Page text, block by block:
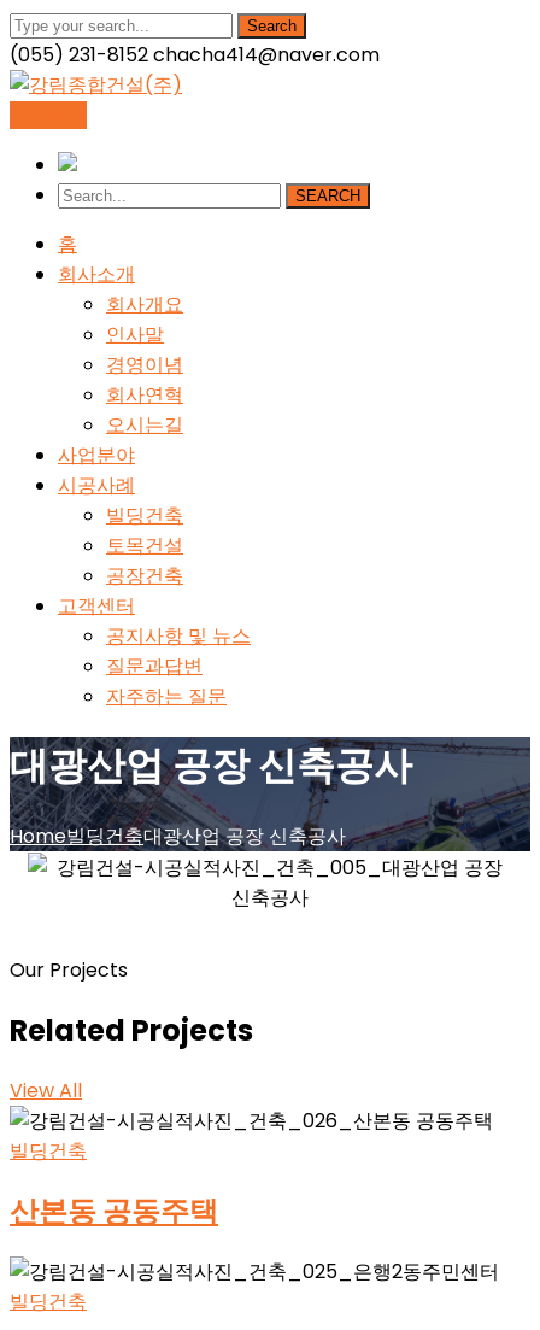
Search
(055) 231-8152chacha414@naver.com
Facebook
LinkedIn
Instagram
SEARCH
홈
회사소개
회사개요
인사말
경영이념
회사연혁
오시는길
사업분야
시공사례
빌딩건축
토목건설
공장건축
고객센터
공지사항 및 뉴스
질문과답변
자주하는 질문
대광산업 공장 신축공사
Home빌딩건축대광산업 공장 신축공사
Our Projects
Related Projects
View All
빌딩건축
산본동 공동주택
빌딩건축